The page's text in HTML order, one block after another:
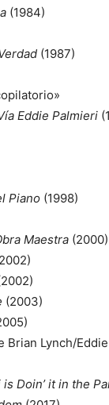
(1984)
(1987)
Eddie Palmieri
Piano (1998)
Maestra
(2003)
Brian Lynch/
Doin’ it in the